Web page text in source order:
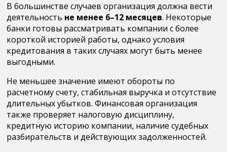
В большинстве случаев организация должна вести
деятельность не менее 6–12 месяцев. Некоторые
банки готовы рассматривать компании с более
короткой историей работы, однако условия
кредитования в таких случаях могут быть менее
выгодными.
Не меньшее значение имеют обороты по
расчетному счету, стабильная выручка и отсутствие
длительных убытков. Финансовая организация
также проверяет налоговую дисциплину,
кредитную историю компании, наличие судебных
разбирательств и действующих задолженностей.